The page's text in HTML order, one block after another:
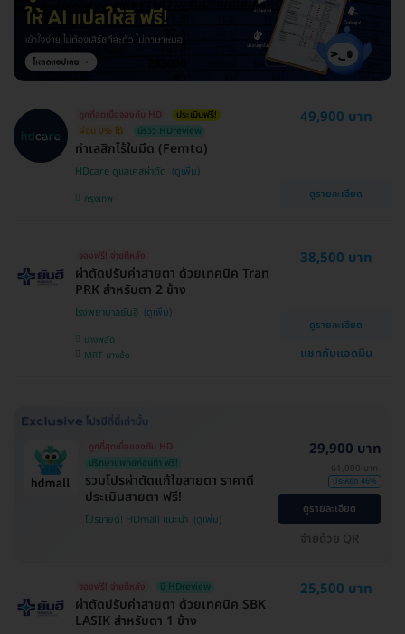
ถูกที่สุดเมื่อจองกับ HD
ประเมินฟรี!
ผ่อน 0% ได้
มีรีวิว HDreview
ทำเลสิกไร้ใบมีด (Femto)
HDcare ดูแลเคสผ่าตัด
กรุงเทพ
49,900 บาท
ดูรายละเอียด
จองฟรี! จ่ายทีหลัง
ผ่าตัดปรับค่าสายตา ด้วยเทคนิค Tran
PRK สำหรับตา 2 ข้าง
โรงพยาบาลยันฮี
บางพลัด
MRT บางอ้อ
38,500 บาท
ดูรายละเอียด
แชทกับแอดมิน
ถูกที่สุดเมื่อของกับ HD
ปรึกษาแพทย์ก่อนทำ ฟรี!
รวมโปรผ่าตัดแก้ไขสายตา ราคาดี
ประเมินสายตา ฟรี!
โปรขายดี! HDmall แนะนำ
29,900 บาท
61,000 บาท
ประหยัด 46%
ดูรายละเอียด
จองฟรี! จ่ายทีหลัง มี HDreview
ผ่าตัดปรับค่าสายตา ด้วยเทคนิค SBK
LASIK สำหรับตา 1 ข้าง
25,500 บาท